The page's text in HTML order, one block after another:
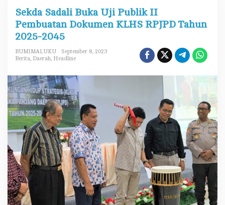
k
d
a
d
i
a
U
j
i
P
u
b
l
i
k
I
Sekda Sadali Buka Uji Publik II
Pembuatan Dokumen KLHS RPJPD Tahun
2025-2045
BUMIMALUKU
September 8, 2023
Berita, Daerah, Headline